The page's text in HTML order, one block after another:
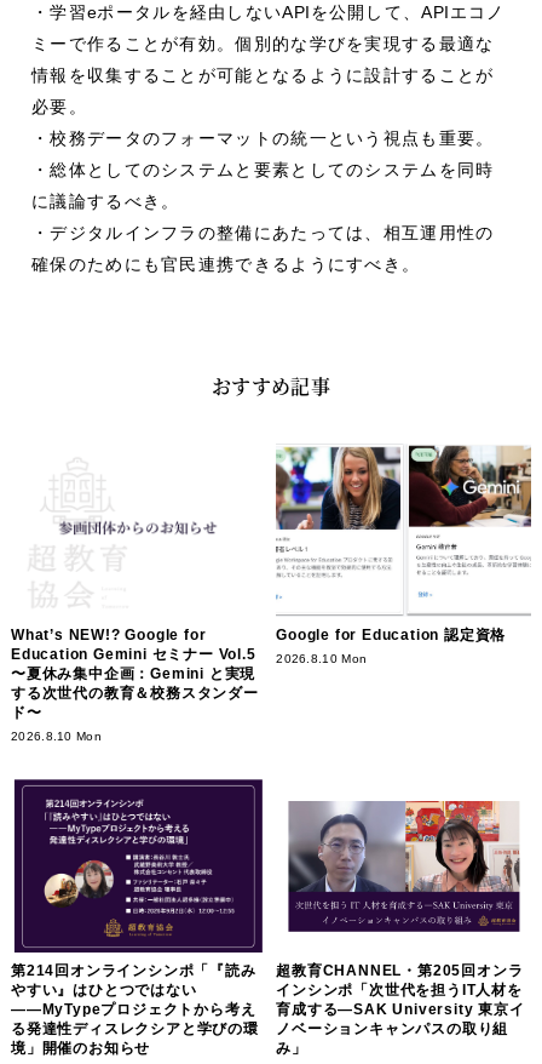
・学習eポータルを経由しないAPIを公開して、APIエコノ
ミーで作ることが有効。個別的な学びを実現する最適な
情報を収集することが可能となるように設計することが
必要。
・校務データのフォーマットの統一という視点も重要。
・総体としてのシステムと要素としてのシステムを同時
に議論するべき。
・デジタルインフラの整備にあたっては、相互運用性の
確保のためにも官民連携できるようにすべき。
おすすめ記事
What’s NEW!? Google for
Education Gemini セミナー Vol.5
〜夏休み集中企画：Gemini と実現
する次世代の教育＆校務スタンダー
ド〜
2026.8.10 Mon
Google for Education 認定資格
2026.8.10 Mon
第214回オンラインシンポ「『読み
やすい』はひとつではない
――MyTypeプロジェクトから考え
る発達性ディスレクシアと学びの環
境」開催のお知らせ
超教育CHANNEL・第205回オンラ
インシンポ「次世代を担うIT人材を
育成する―SAK University 東京イ
ノベーションキャンパスの取り組
み」